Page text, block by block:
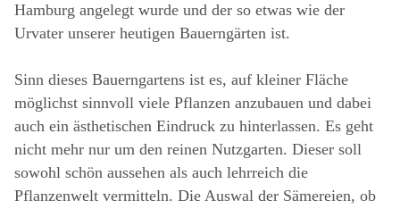
Hamburg angelegt wurde und der so etwas wie der
Urvater unserer heutigen Bauerngärten ist.
Sinn dieses Bauerngartens ist es, auf kleiner Fläche
möglichst sinnvoll viele Pflanzen anzubauen und dabei
auch ein ästhetischen Eindruck zu hinterlassen. Es geht
nicht mehr nur um den reinen Nutzgarten. Dieser soll
sowohl schön aussehen als auch lehrreich die
Pflanzenwelt vermitteln. Die Auswal der Sämereien, ob